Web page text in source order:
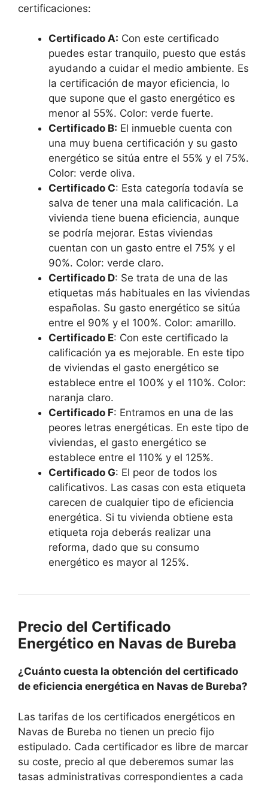
certificaciones:
Certificado A: Con este certificado
puedes estar tranquilo, puesto que estás
ayudando a cuidar el medio ambiente. Es
la certificación de mayor eficiencia, lo
que supone que el gasto energético es
menor al 55%. Color: verde fuerte.
Certificado B: El inmueble cuenta con
una muy buena certificación y su gasto
energético se sitúa entre el 55% y el 75%.
Color: verde oliva.
Certificado C: Esta categoría todavía se
salva de tener una mala calificación. La
vivienda tiene buena eficiencia, aunque
se podría mejorar. Estas viviendas
cuentan con un gasto entre el 75% y el
90%. Color: verde claro.
Certificado D: Se trata de una de las
etiquetas más habituales en las viviendas
españolas. Su gasto energético se sitúa
entre el 90% y el 100%. Color: amarillo.
Certificado E: Con este certificado la
calificación ya es mejorable. En este tipo
de viviendas el gasto energético se
establece entre el 100% y el 110%. Color:
naranja claro.
Certificado F: Entramos en una de las
peores letras energéticas. En este tipo de
viviendas, el gasto energético se
establece entre el 110% y el 125%.
Certificado G: El peor de todos los
calificativos. Las casas con esta etiqueta
carecen de cualquier tipo de eficiencia
energética. Si tu vivienda obtiene esta
etiqueta roja deberás realizar una
reforma, dado que su consumo
energético es mayor al 125%.
Precio del Certificado
Energético en Navas de Bureba
¿Cuánto cuesta la obtención del certificado
de eficiencia energética en Navas de Bureba?
Las tarifas de los certificados energéticos en
Navas de Bureba no tienen un precio fijo
estipulado. Cada certificador es libre de marcar
su coste, precio al que deberemos sumar las
tasas administrativas correspondientes a cada